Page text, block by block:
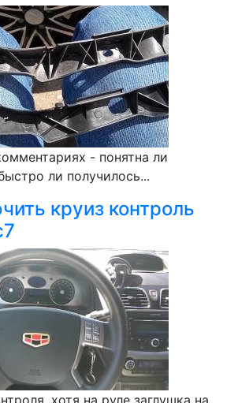
- понятна ли
ли получилось...
круиз контроль
хотя на руле заглушка на